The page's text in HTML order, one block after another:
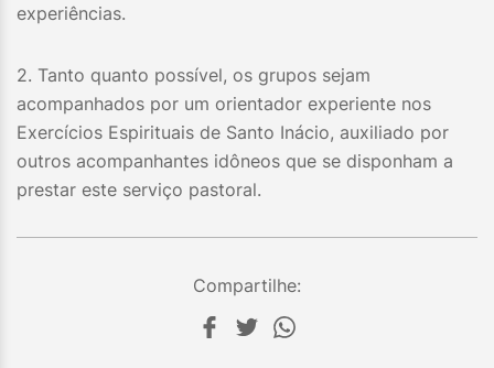
experiências.
2. Tanto quanto possível, os grupos sejam
acompanhados por um orientador experiente nos
Exercícios Espirituais de Santo Inácio, auxiliado por
outros acompanhantes idôneos que se disponham a
prestar este serviço pastoral.
Compartilhe: